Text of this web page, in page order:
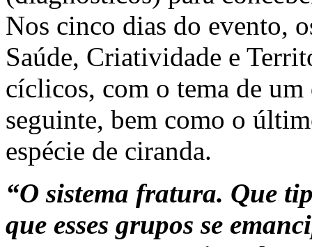
Nos cinco dias do evento,
Saúde, Criatividade e
cíclicos, com o tema de
seguinte, bem como o
espécie de ciranda.
“O sistema fratura. Que
que esses grupos se